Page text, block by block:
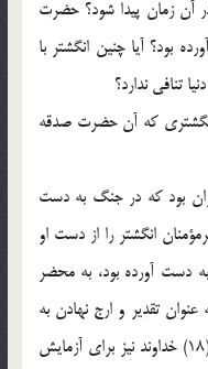
آن زمان پیدا شود؟ حضرت
بود؟ آیا چنین انگشتر با
تنافی ندارد؟
انگشتری که آن حضرت صدقه
بود که در جنگ به دست
انگشتر را از دست او
دست آورده بود، به محضر
عنوان تقدیر و ارج نهادن به
عمل خالصانه اش، انگشتر را به او هدیه کرد.(18) خداوند نیز برای آزمایش